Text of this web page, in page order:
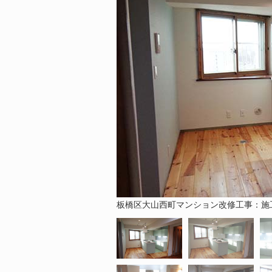
板橋区大山西町マンション改修工事：施